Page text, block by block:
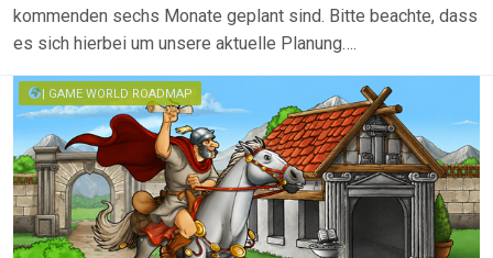
kommenden sechs Monate geplant sind. Bitte beachte, dass
es sich hierbei um unsere aktuelle Planung….
| GAME WORLD ROADMAP